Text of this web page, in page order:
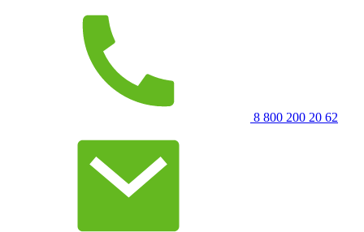
8 800 200 20 62